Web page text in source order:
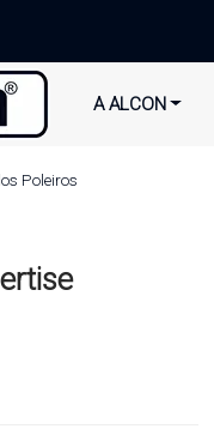
A ALCON
Poleiros